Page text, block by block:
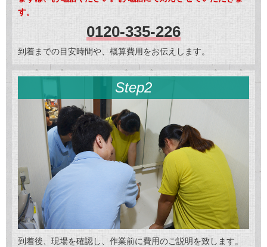
す。
0120-335-226
到着までの目安時間や、概算費用をお伝えします。
Step2
到着後、現場を確認し、作業前に費用のご説明を致します。